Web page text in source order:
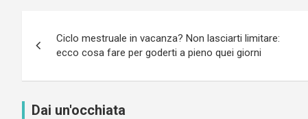
articoli
Ciclo mestruale in vacanza? Non lasciarti limitare:
ecco cosa fare per goderti a pieno quei giorni
Dai un'occhiata